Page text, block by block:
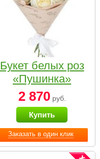
Заказать в один клик
Букет белых роз
«Пушинка»
2 870руб.
Купить